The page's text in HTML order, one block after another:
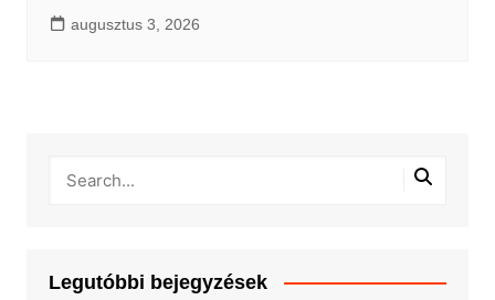
augusztus 3, 2026
Legutóbbi bejegyzések